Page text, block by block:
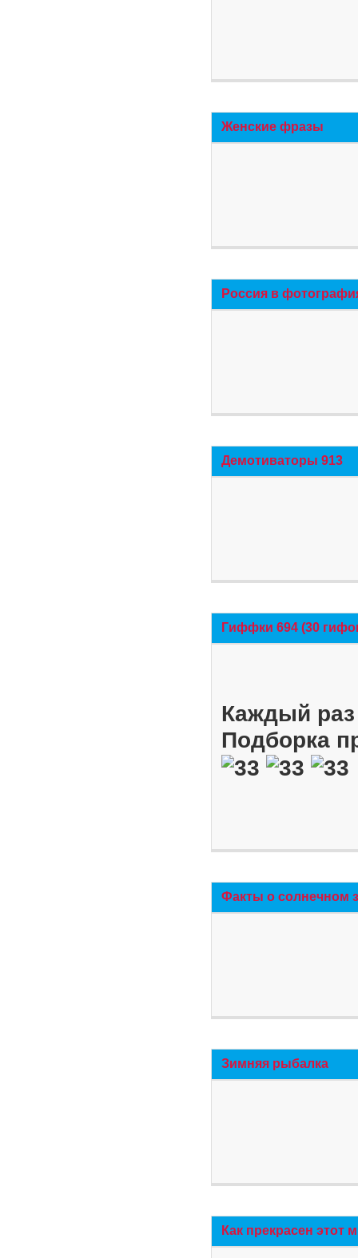
Женские фразы
Россия в
Демотиваторы 913
Гиффки 694 (30
Каждый
Подборка
Факты о солнечном
Зимняя рыбалка
Как прекрасен этот